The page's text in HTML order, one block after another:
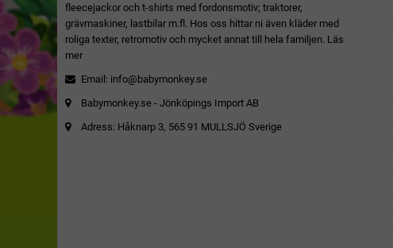
fleecejackor och t-shirts med fordonsmotiv; traktorer,
grävmaskiner, lastbilar m.fl. Hos oss hittar ni även kläder med
roliga texter, retromotiv och mycket annat till hela familjen. Läs
mer
Email: info@babymonkey.se
Babymonkey.se - Jönköpings Import AB
Adress: Håknarp 3, 565 91 MULLSJÖ Sverige